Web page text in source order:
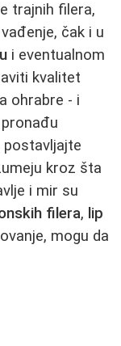
trajnih filera,
čak i u
i eventualnom
kvalitet
ohrabre - i
postavljajte
kroz šta
i mir su
filera, lip
mogu da